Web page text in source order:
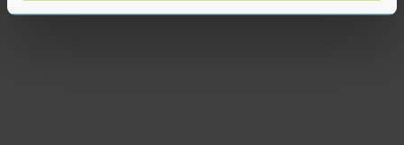
U kunt uw toestemming op elk moment wijzigen of